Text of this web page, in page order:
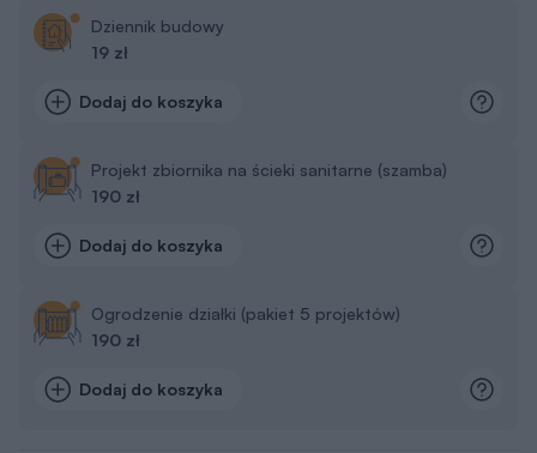
Dziennik budowy
19 zł
Dodaj do koszyka
Projekt zbiornika na ścieki sanitarne (szamba)
190 zł
Dodaj do koszyka
Ogrodzenie działki (pakiet 5 projektów)
190 zł
Dodaj do koszyka